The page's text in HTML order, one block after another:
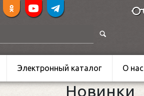
Электронный каталог О нас
Новинки